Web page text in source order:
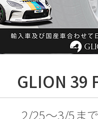
GLION 39
2/25〜3/5ま